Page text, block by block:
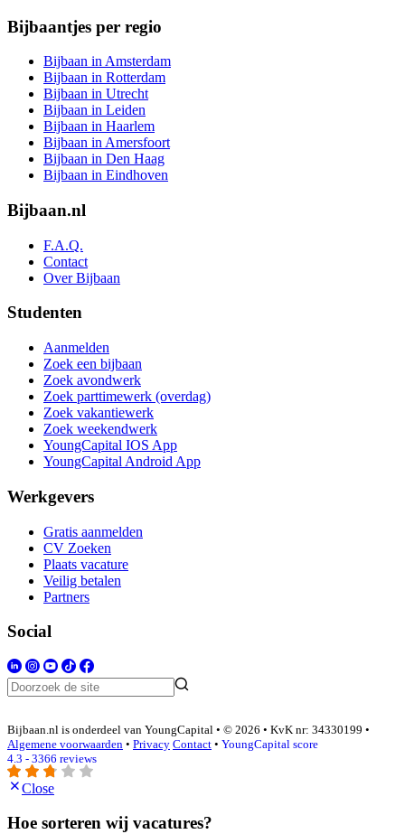
Bijbaantjes per regio
Bijbaan in Amsterdam
Bijbaan in Rotterdam
Bijbaan in Utrecht
Bijbaan in Leiden
Bijbaan in Haarlem
Bijbaan in Amersfoort
Bijbaan in Den Haag
Bijbaan in Eindhoven
Bijbaan.nl
F.A.Q.
Contact
Over Bijbaan
Studenten
Aanmelden
Zoek een bijbaan
Zoek avondwerk
Zoek parttimewerk (overdag)
Zoek vakantiewerk
Zoek weekendwerk
YoungCapital IOS App
YoungCapital Android App
Werkgevers
Gratis aanmelden
CV Zoeken
Plaats vacature
Veilig betalen
Partners
Social
Bijbaan.nl is onderdeel van YoungCapital • © 2026 • KvK nr: 34330199 •
Algemene voorwaarden • Privacy Contact • YoungCapital score
4.3 - 3366 reviews
Close
Hoe sorteren wij vacatures?